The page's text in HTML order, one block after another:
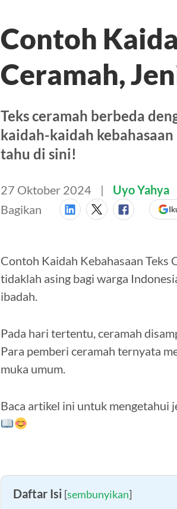
Contoh
Ceramah,
Teks ceramah berbeda
kaidah-kaidah
tahu di sini!
27 Oktober 2024
Uyo Yahya
Bagikan
Contoh Kaidah Kebahasaan Teks
tidaklah asing bagi warga
ibadah.
Pada hari tertentu, ceramah
Para pemberi ceramah ternyata
muka umum.
Baca artikel ini untuk mengetahui
Daftar Isi [sembunyikan]